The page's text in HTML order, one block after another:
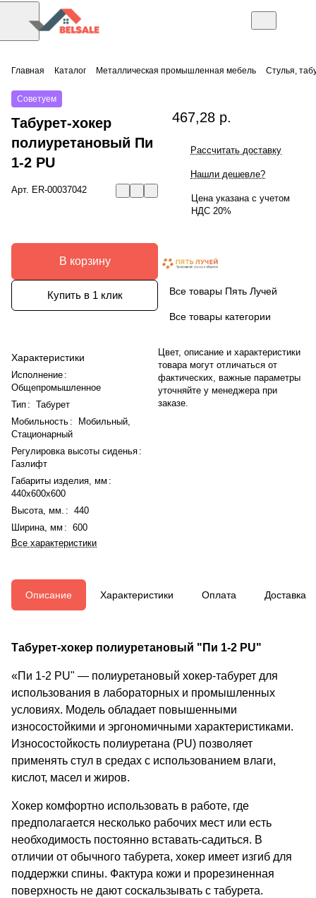
Главная Каталог Металлическая промышленная мебель Стулья,
Советуем
Табурет-хокер
полиуретановый Пи
1-2 PU
Арт. ER-00037042
В корзину
Купить в 1 клик
Характеристики
Исполнение :
Общепромышленное
Тип : Табурет
Мобильность : Мобильный
Стационарный
Регулировка высоты сиденья :
Газлифт
Габариты изделия, мм :
440x600x600
Высота, мм. : 440
Ширина, мм : 600
Все характеристики
467,28 р.
Рассчитать доставку
Нашли дешевле?
Цена указана с учетом
НДС 20%
Все товары Пять Лучей
Все товары категории
Цвет, описание и характеристики
товара могут отличаться от
фактических, важные параметры
уточняйте у менеджера при
заказе.
Описание Характеристики Оплата Доставка
Табурет-хокер полиуретановый "Пи 1-2 PU"
«Пи 1-2 PU" — полиуретановый хокер-табурет для
использования в лабораторных и промышленных
условиях. Модель обладает повышенными
износостойкими и эргономичными характеристиками.
Износостойкость полиуретана (PU) позволяет
применять стул в средах с использованием влаги,
кислот, масел и жиров.
Хокер комфортно использовать в работе, где
предполагается несколько рабочих мест или есть
необходимость постоянно вставать-садиться. В
отличии от обычного табурета, хокер имеет изгиб для
поддержки спины. Фактура кожи и прорезиненная
поверхность не дают соскальзывать с табурета.